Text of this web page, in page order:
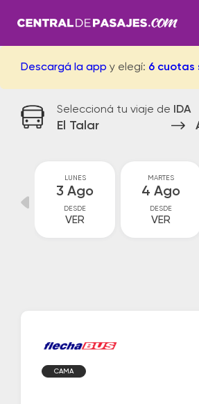
Descargá la app y elegí: 6 cuotas
Seleccioná tu viaje de IDA
El Talar
LUNES
3 Ago
DESDE
VER
MARTES
4 Ago
DESDE
VER
CAMA